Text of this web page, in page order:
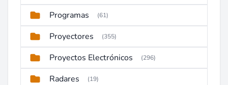
Programas (61)
Proyectores (355)
Proyectos Electrónicos (296)
Radares (19)